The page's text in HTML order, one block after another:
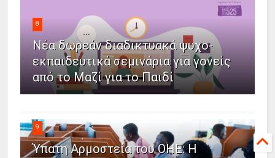
8
Νέα δωρεάν διαδικτυακά ψυχο-
εκπαιδευτικά σεμινάρια για γονείς
από το Μαζί για το Παιδί
9
Ύπατη Αρμοστεία του ΟΗΕ: Η